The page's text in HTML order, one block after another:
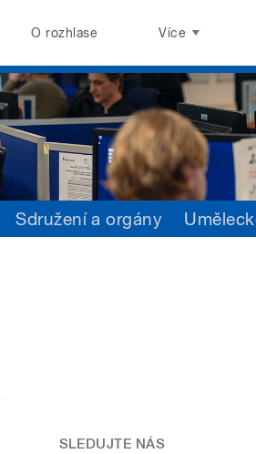
O rozhlase Více
Sdružení a orgány
SLEDUJTE NÁS